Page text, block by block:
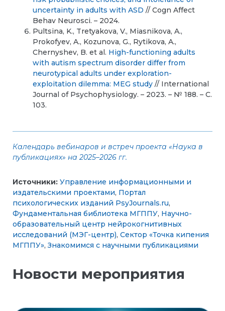
uncertainty in adults with ASD // Cogn Affect
Behav Neurosci. – 2024.
Pultsina, K., Tretyakova, V., Miasnikova, A.,
Prokofyev, A., Kozunova, G., Rytikova, A.,
Chernyshev, B. et al. High-functioning adults
with autism spectrum disorder differ from
neurotypical adults under exploration-
exploitation dilemma: MEG study // International
Journal of Psychophysiology. – 2023. – № 188. – С.
103.
Календарь вебинаров и встреч проекта «Наука в
публикациях» на 2025–2026 гг.
Источники: Управление информационными и
издательскими проектами, Портал
психологических изданий PsyJournals.ru,
Фундаментальная библиотека МГППУ, Научно-
образовательный центр нейрокогнитивных
исследований (МЭГ-центр), Сектор «Точка кипения
МГППУ»,Знакомимся с научными публикациями
Новости мероприятия